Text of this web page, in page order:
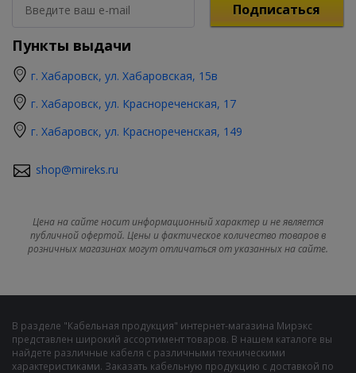
Подписаться
Пункты выдачи
г. Хабаровск, ул. Хабаровская, 15в
г. Хабаровск, ул. Краснореченская, 17
г. Хабаровск, ул. Краснореченская, 149
shop@mireks.ru
Цена на сайте носит информационный характер и не является
публичной офертой. Цены и фактическое количество товаров в
розничных магазинах могут отличаться от указанных на сайте.
В разделе "Кабельная продукция" интернет-магазина Мирэкс
представлен широкий ассортимент товаров. В нашем каталоге вы
найдете различные кабеля с различными техническими
характеристиками. Заказать кабельную продукцию с доставкой по